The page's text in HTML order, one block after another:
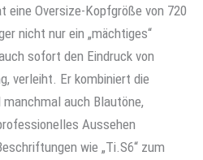
eine Oversize-Kopfgröße von 720
nicht nur ein „mächtiges“
sofort den Eindruck von
verleiht. Er kombiniert die
auch Blautöne,
Aussehen
wie „Ti.S6“ zum